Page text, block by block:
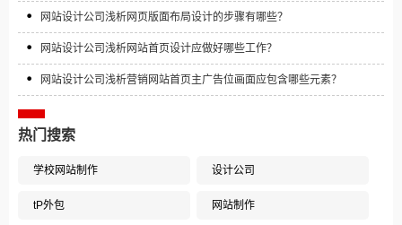
网站设计公司浅析网页版面布局设计的步骤有哪些？
网站设计公司浅析网站首页设计应做好哪些工作？
网站设计公司浅析营销网站首页主广告位画面应包含哪些元素？
热门搜索
学校网站制作 设计公司
tP外包 网站制作